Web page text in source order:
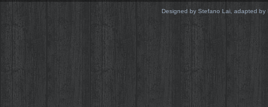
Designed by Stefano Lai, adapted by